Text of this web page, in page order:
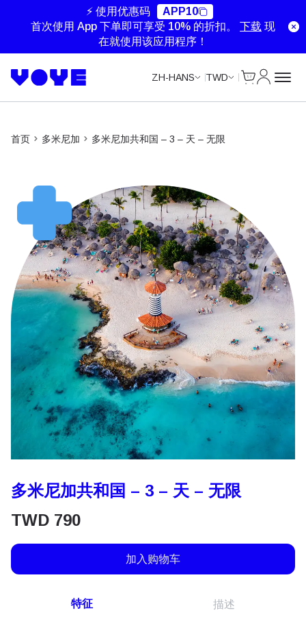
⚡ 使用优惠码
APP10
首次使用 App 下单即可享受 10% 的折扣。 下载 现
在就使用该应用程序！
ZH-HANS TWD
首页 多米尼加 多米尼加共和国 – 3 – 天 – 无限
多米尼加共和国 – 3 – 天 – 无限
TWD 790
加入购物车
特征 描述